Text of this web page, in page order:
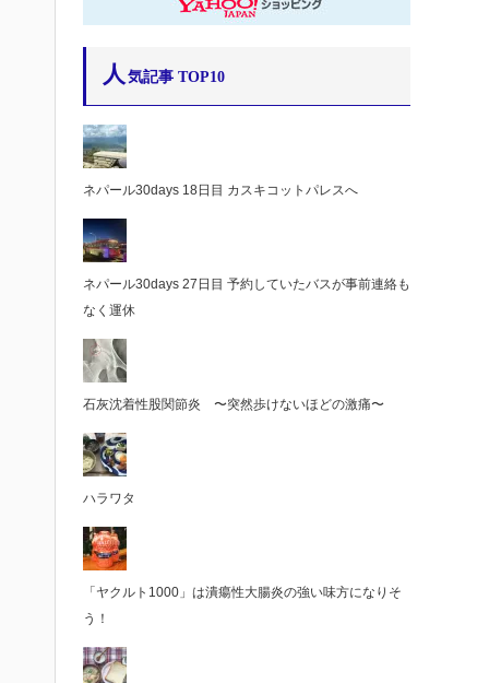
人 気記事 TOP10
ネパール30days 18日目 カスキコットパレスへ
ネパール30days 27日目 予約していたバスが事前連絡も
なく運休
石灰沈着性股関節炎 〜突然歩けないほどの激痛〜
ハラワタ
「ヤクルト1000」は潰瘍性大腸炎の強い味方になりそ
う！